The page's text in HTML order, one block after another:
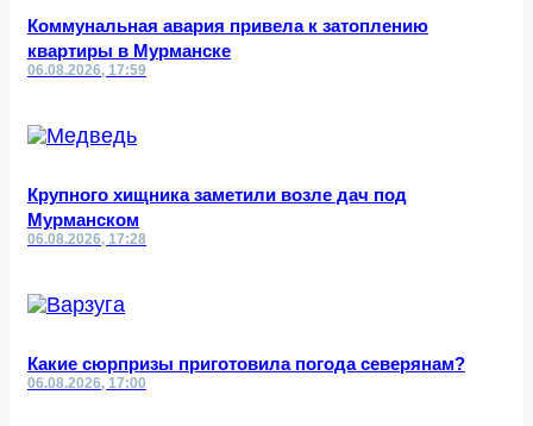
Коммунальная авария привела к затоплению
квартиры в Мурманске
06.08.2026, 17:59
Крупного хищника заметили возле дач под
Мурманском
06.08.2026, 17:28
Какие сюрпризы приготовила погода северянам?
06.08.2026, 17:00